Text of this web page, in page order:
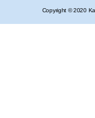
Copyright © 2020